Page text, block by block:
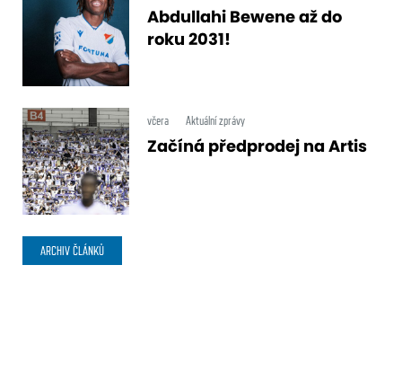
Abdullahi Bewene až do
roku 2031!
včera Aktuální zprávy
Začíná předprodej na Artis
ARCHIV ČLÁNKŮ